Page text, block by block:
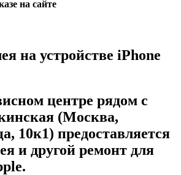
на сайте
на устройстве iPhone
центре рядом с
(Москва,
10к1) предоставляется
и другой ремонт для